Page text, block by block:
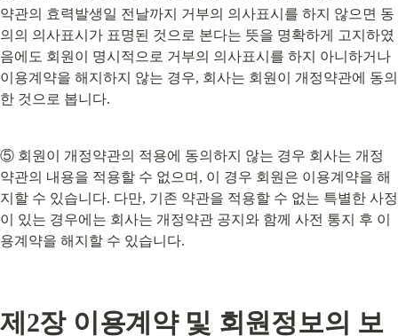
약관의 효력발생일 전날까지 거부의 의사표시를 하지 않으면 동
의의 의사표시가 표명된 것으로 본다는 뜻을 명확하게 고지하였
음에도 회원이 명시적으로 거부의 의사표시를 하지 아니하거나
이용계약을 해지하지 않는 경우, 회사는 회원이 개정약관에 동의
한 것으로 봅니다.
⑤ 회원이 개정약관의 적용에 동의하지 않는 경우 회사는 개정
약관의 내용을 적용할 수 없으며, 이 경우 회원은 이용계약을 해
지할 수 있습니다. 다만, 기존 약관을 적용할 수 없는 특별한 사정
이 있는 경우에는 회사는 개정약관 공지와 함께 사전 통지 후 이
용계약을 해지할 수 있습니다.
제2장 이용계약 및 회원정보의 보